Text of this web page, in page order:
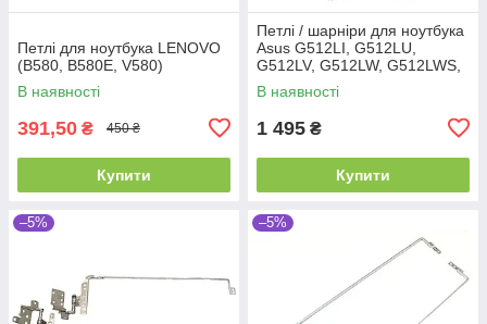
Петлі для ноутбука LENOVO
(B580, B580E, V580)
В наявності
391,50 ₴ 450 ₴
Купити
Петлі / шарніри для ноутбука
Asus G512LI, G512LU,
G512LV, G512LW, G512LWS,
G531GD, G531GT, G531GU,
G531GV, G531GW. Оригінал
В наявності
1 495 ₴
Купити
–5% –5%